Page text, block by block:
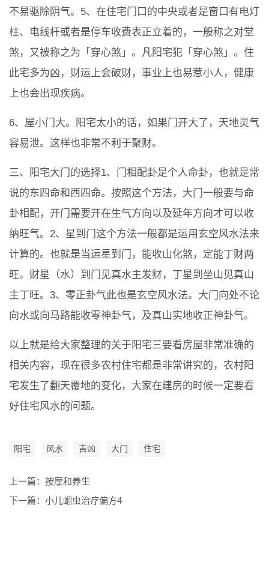
不易驱除阴气。5、在住宅门口的中央或者是窗口有电灯
柱、电线杆或者是停车收费表正立着的，一般称之对堂
煞，又被称之为「穿心煞」。凡阳宅犯「穿心煞」。住
此宅多为凶，财运上会破财，事业上也易惹小人，健康
上也会出现疾病。
6、屋小门大。阳宅太小的话，如果门开大了，天地灵气
容易泄。这样也非常不利于聚财。
三、阳宅大门的选择1、门相配卦是个人命卦，也就是常
说的东四命和西四命。按照这个方法，大门一般要与命
卦相配，开门需要开在生气方向以及延年方向才可以收
纳旺气。2、星到门这个方法一般都是运用玄空风水法来
计算的。也就是当运星到门，能收山化煞，定能丁财两
旺。财星（水）到门见真水主发财，丁星到坐山见真山
主丁旺。3、零正卦气此也是玄空风水法。大门向处不论
向水或向马路能收零神卦气，及真山实地收正神卦气。
以上就是给大家整理的关于阳宅三要看房屋非常准确的
相关内容，现在很多农村住宅都是非常讲究的，农村阳
宅发生了翻天覆地的变化，大家在建房的时候一定要看
好住宅风水的问题。
阳宅 风水 吉凶 大门 住宅
上一篇： 按摩和养生
下一篇： 小儿蛔虫治疗偏方4